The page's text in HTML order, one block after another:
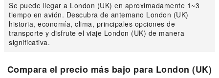
Se puede llegar a London (UK) en aproximadamente 1~3
tiempo en avión. Descubra de antemano London (UK)
historia, economía, clima, principales opciones de
transporte y disfrute el viaje London (UK) de manera
significativa.
Compara el precio más bajo para London (UK)